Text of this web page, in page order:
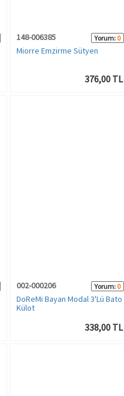
148-006385 Yorum: 0
Miorre Emzirme Sütyen
376,00 TL
002-000206 Yorum: 0
DoReMi Bayan Modal 3'Lü Bato
Külot
338,00 TL